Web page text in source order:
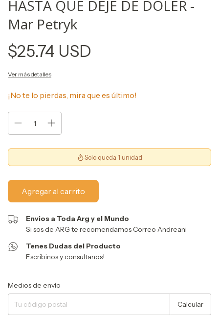
HASTA QUE DEJE DE DOLER -
Mar Petryk
$25.74 USD
Ver más detalles
¡No te lo pierdas, mira que es último!
Solo queda 1 unidad
Envios a Toda Arg y el Mundo
Si sos de ARG te recomendamos Correo Andreani
Tenes Dudas del Producto
Escribinos y consultanos!
Entregas para el CP:
Medios de envío
Calcular